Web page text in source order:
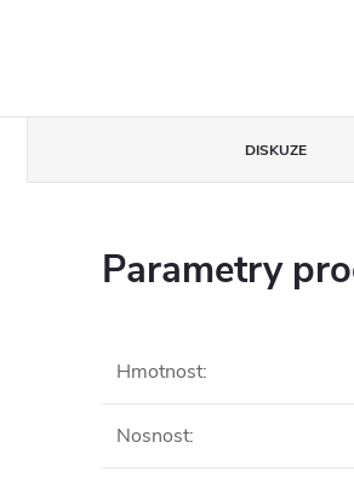
DISKUZE
Parametry
Hmotnost:
Nosnost: